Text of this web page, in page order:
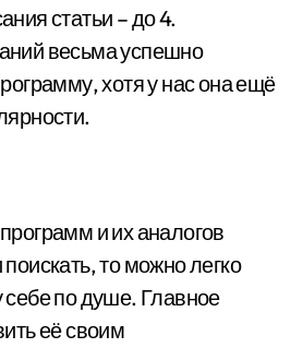
статьи – до 4.
весьма успешно
хотя у нас она ещё
и их аналогов
то можно легко
себе по душе. Главное
её своим